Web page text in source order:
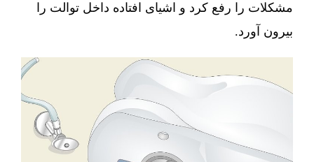
مشکلات را رفع کرد و اشیای افتاده داخل توالت را
بیرون آورد.